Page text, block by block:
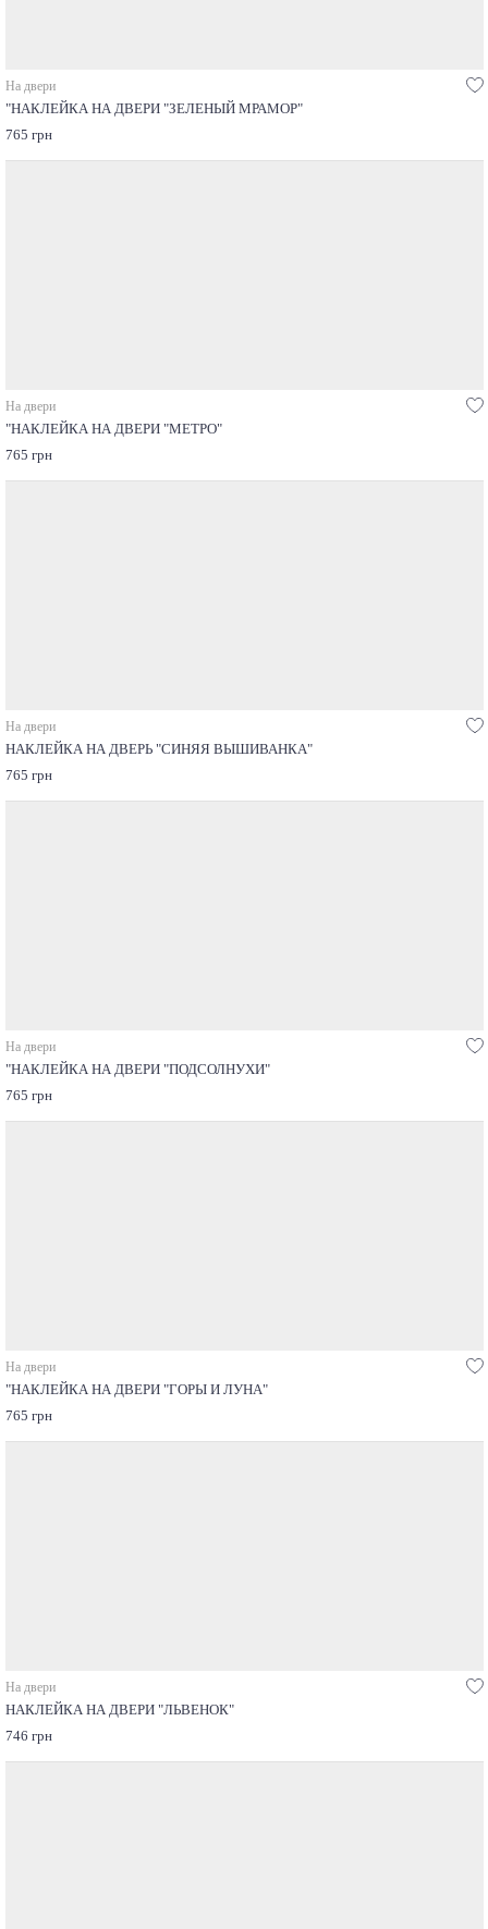
На двери
"НАКЛЕЙКА НА ДВЕРИ "ЗЕЛЕНЫЙ МРАМОР"
765 грн
На двери
"НАКЛЕЙКА НА ДВЕРИ "МЕТРО"
765 грн
На двери
НАКЛЕЙКА НА ДВЕРЬ "СИНЯЯ ВЫШИВАНКА"
765 грн
На двери
"НАКЛЕЙКА НА ДВЕРИ "ПОДСОЛНУХИ"
765 грн
На двери
"НАКЛЕЙКА НА ДВЕРИ "ГОРЫ И ЛУНА"
765 грн
На двери
НАКЛЕЙКА НА ДВЕРИ "ЛЬВЕНОК"
746 грн